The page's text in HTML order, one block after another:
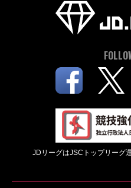
JDリーグはJSCトップリーグ